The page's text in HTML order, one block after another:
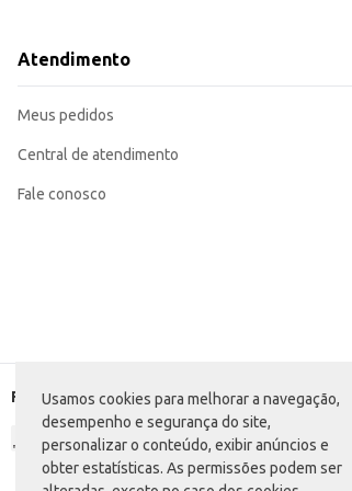
Usamos cookies para melhorar a navegação,
desempenho e segurança do site,
personalizar o conteúdo, exibir anúncios e
obter estatísticas. As permissões podem ser
Atendimento
Meus pedidos
Central de atendimento
Fale conosco
Formas de pagamento